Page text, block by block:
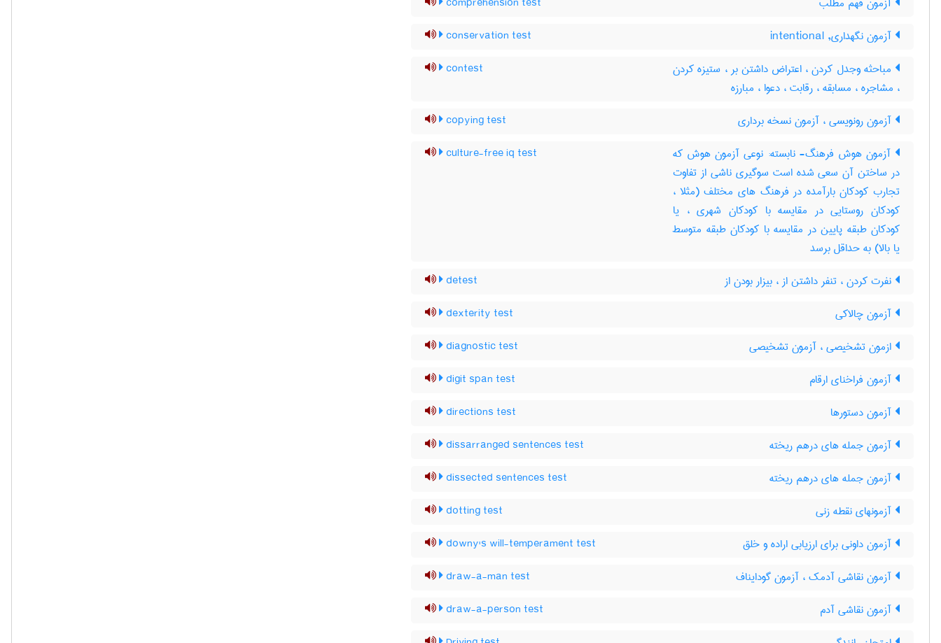
آزمون نگهداری, intentional conservation test
مباحثه وجدل کردن ، اعتراض داشتن بر ، ستیزه کردن
، مشاجره ، مسابقه ، رقابت ، دعوا ، مبارزه
contest
آزمون رونویسی ، آزمون نسخه برداری copying test
آزمون هوش فرهنگ- نابسته: نوعی آزمون هوش که
در ساختن آن سعی شده است سوگیری ناشی از تفاوت
تجارب کودکان بارآمده در فرهنگ های مختلف (مثلا ،
کودکان روستایی در مقایسه با کودکان شهری ، یا
کودکان طبقه پایین در مقایسه با کودکان طبقه متوسط
یا بالا) به حداقل برسد
culture-free iq test
نفرت کردن ، تنفر داشتن از ، بیزار بودن از detest
آزمون چالاکی dexterity test
ازمون تشخیصی ، آزمون تشخیصی diagnostic test
آزمون فراخنای ارقام digit span test
آزمون دستورها directions test
آزمون جمله های درهم ریخته dissarranged sentences test
آزمون جمله های درهم ریخته dissected sentences test
آزمونهای نقطه زنی dotting test
آزمون داونی برای ارزیابی اراده و خلق downy's will-temperament test
آزمون نقاشی آدمک ، آزمون گودایناف draw-a-man test
آزمون نقاشی آدم draw-a-person test